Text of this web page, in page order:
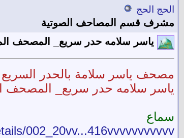
الحج الحج
مشرف قسم المصاحف الصوتية
ياسر سلامه حدر سريع_ المصحف
مصحف ياسر سلامة بالحدر السريع برواية حفص 114
ياسر سلامه حدر سريع_ المصحف
سماع
002_20vv...416vvvvvvvvvvv